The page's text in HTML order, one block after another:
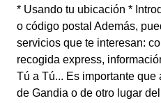
* Usando tu ubicación *
o código postal Además,
servicios que te interesan:
recogida express,
Tú a Tú... Es importante
de Gandia o de otro lugar